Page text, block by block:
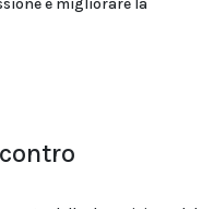
e migliorare la